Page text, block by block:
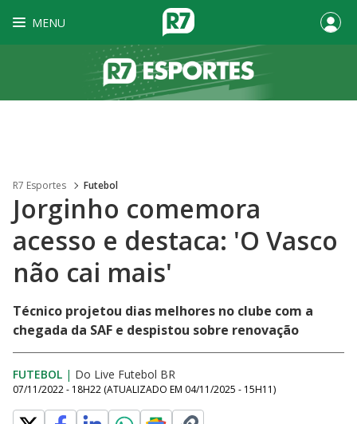
MENU
R7 Esportes Futebol
Jorginho comemora
acesso e destaca: 'O Vasco
não cai mais'
Técnico projetou dias melhores no clube com a
chegada da SAF e despistou sobre renovação
FUTEBOL | Do Live Futebol BR
07/11/2022 - 18H22 (ATUALIZADO EM 04/11/2025 - 15H11)